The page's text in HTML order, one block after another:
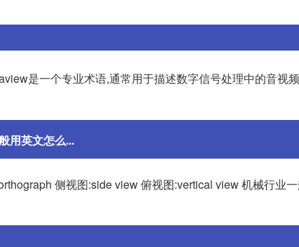
是一个专业术语,通常用于描述数字信号处理中的音视
用英文怎么...
侧视图:side view 俯视图:vertical view 机械行业